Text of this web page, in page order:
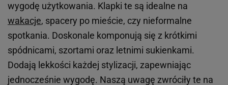
wygodę użytkowania. Klapki te są idealne na
wakacje, spacery po mieście, czy nieformalne
spotkania. Doskonale komponują się z krótkimi
spódnicami, szortami oraz letnimi sukienkami.
Dodają lekkości każdej stylizacji, zapewniając
jednocześnie wygodę. Naszą uwagę zwróciły te na